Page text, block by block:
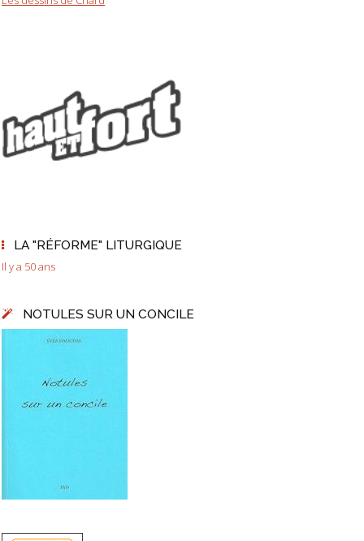
LA "RÉFORME" LITURGIQUE
Il y a 50 ans
NOTULES SUR UN CONCILE